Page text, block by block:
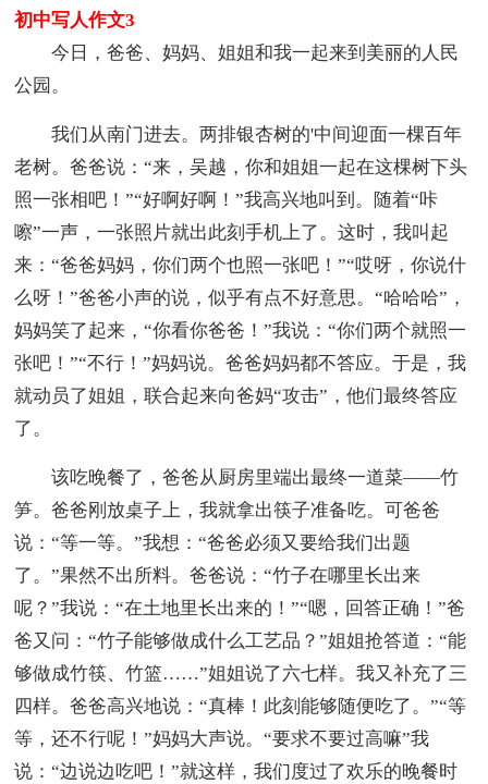
初中写人作文3
今日，爸爸、妈妈、姐姐和我一起来到美丽的人民
公园。
我们从南门进去。两排银杏树的'中间迎面一棵百年
老树。爸爸说：“来，吴越，你和姐姐一起在这棵树下头
照一张相吧！”“好啊好啊！”我高兴地叫到。随着“咔
嚓”一声，一张照片就出此刻手机上了。这时，我叫起
来：“爸爸妈妈，你们两个也照一张吧！”“哎呀，你说什
么呀！”爸爸小声的说，似乎有点不好意思。“哈哈哈”，
妈妈笑了起来，“你看你爸爸！”我说：“你们两个就照一
张吧！”“不行！”妈妈说。爸爸妈妈都不答应。于是，我
就动员了姐姐，联合起来向爸妈“攻击”，他们最终答应
了。
该吃晚餐了，爸爸从厨房里端出最终一道菜——竹
笋。爸爸刚放桌子上，我就拿出筷子准备吃。可爸爸
说：“等一等。”我想：“爸爸必须又要给我们出题
了。”果然不出所料。爸爸说：“竹子在哪里长出来
呢？”我说：“在土地里长出来的！”“嗯，回答正确！”爸
爸又问：“竹子能够做成什么工艺品？”姐姐抢答道：“能
够做成竹筷、竹篮……”姐姐说了六七样。我又补充了三
四样。爸爸高兴地说：“真棒！此刻能够随便吃了。”“等
等，还不行呢！”妈妈大声说。“要求不要过高嘛”我
说：“边说边吃吧！”就这样，我们度过了欢乐的晚餐时